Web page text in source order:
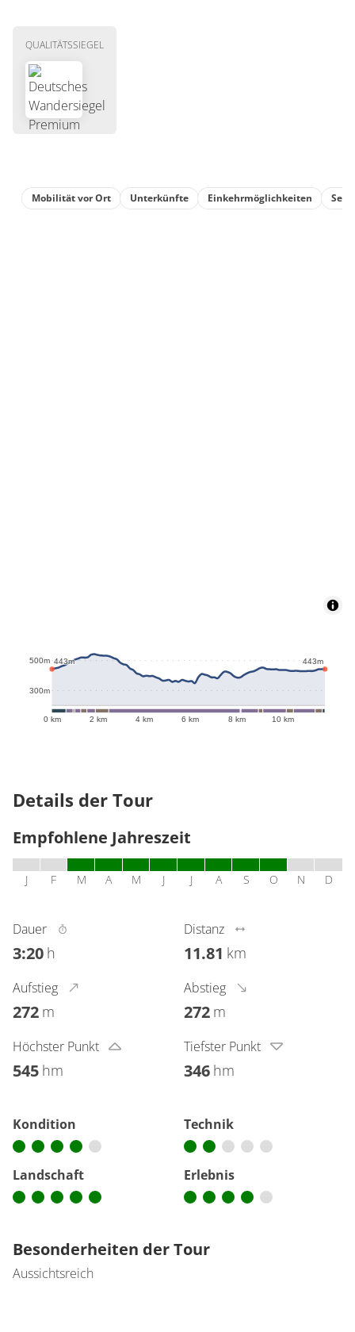
QUALITÄTSSIEGEL
Mobilität vor Ort Unterkünfte Einkehrmöglichkeiten
0 km 2 km 4 km 6 km 8 km 10 km
300m
500m 443m 443m
Details der Tour
Empfohlene Jahreszeit
J F M A M J J A S O N D
Dauer
3:20 h
Distanz
11.81 km
Aufstieg
272 m
Abstieg
272 m
Höchster Punkt
545 hm
Tiefster Punkt
346 hm
Kondition Technik
Landschaft Erlebnis
Besonderheiten der Tour
Aussichtsreich